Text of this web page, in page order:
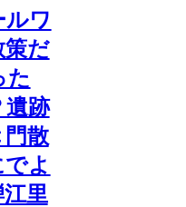
ルワ
策だ
た
遺跡
散
よ
里